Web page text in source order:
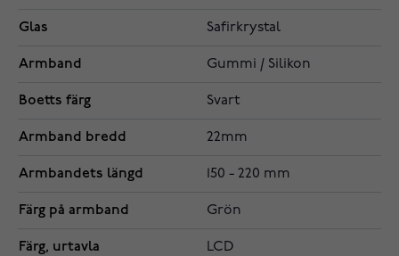
Glas Safirkrystal
Armband Gummi / Silikon
Boetts färg Svart
Armband bredd 22mm
Armbandets längd 150 - 220 mm
Färg på armband Grön
Färg, urtavla LCD